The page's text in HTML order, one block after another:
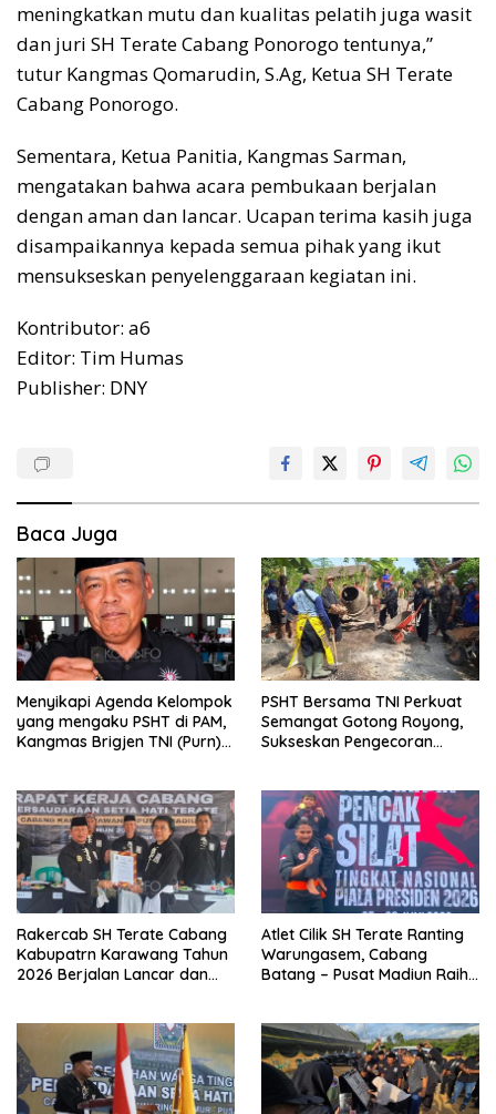
meningkatkan mutu dan kualitas pelatih juga wasit
dan juri SH Terate Cabang Ponorogo tentunya,”
tutur Kangmas Qomarudin, S.Ag, Ketua SH Terate
Cabang Ponorogo.
Sementara, Ketua Panitia, Kangmas Sarman,
mengatakan bahwa acara pembukaan berjalan
dengan aman dan lancar. Ucapan terima kasih juga
disampaikannya kepada semua pihak yang ikut
mensukseskan penyelenggaraan kegiatan ini.
Kontributor: a6
Editor: Tim Humas
Publisher: DNY
Baca Juga
Menyikapi Agenda Kelompok
yang mengaku PSHT di PAM,
Kangmas Brigjen TNI (Purn)
PSHT Bersama TNI Perkuat
Semangat Gotong Royong,
Sukseskan Pengecoran
Rakercab SH Terate Cabang
Kabupatrn Karawang Tahun
2026 Berjalan Lancar dan
Atlet Cilik SH Terate Ranting
Warungasem, Cabang
Batang – Pusat Madiun Raih